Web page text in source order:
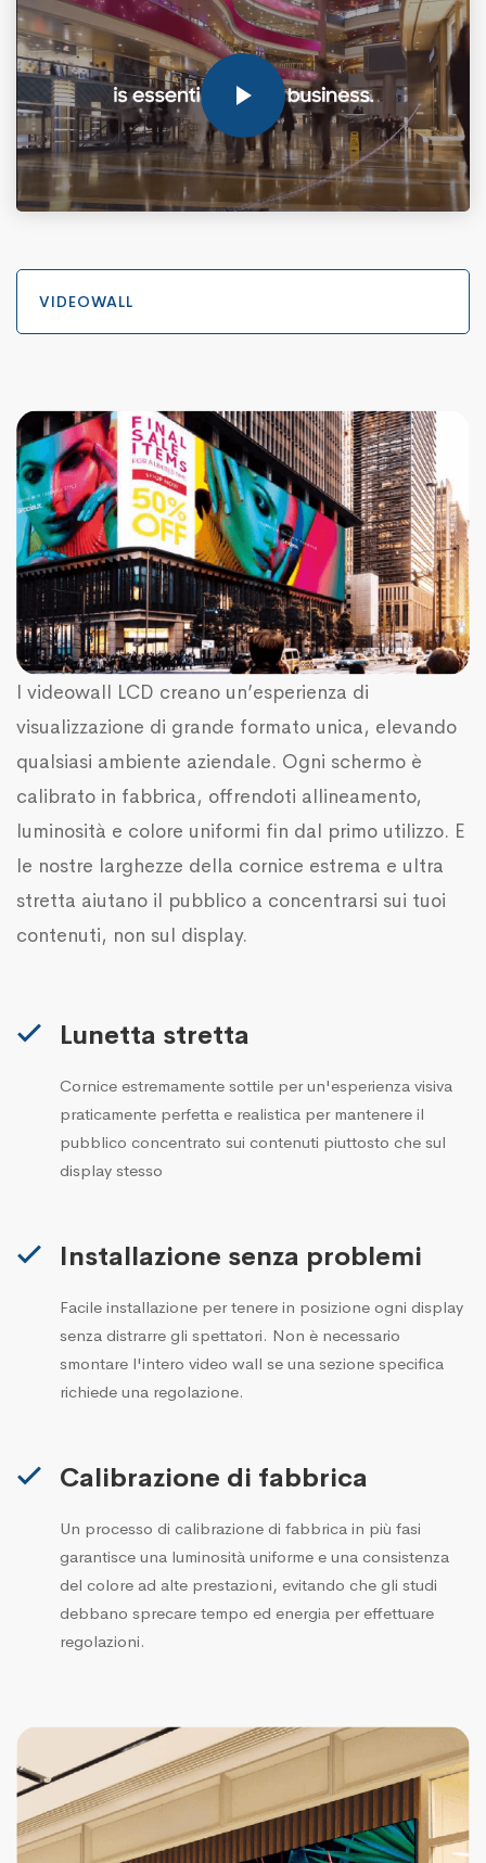
VIDEOWALL
I videowall LCD creano un’esperienza di
visualizzazione di grande formato unica, elevando
qualsiasi ambiente aziendale. Ogni schermo è
calibrato in fabbrica, offrendoti allineamento,
luminosità e colore uniformi fin dal primo utilizzo. E
le nostre larghezze della cornice estrema e ultra
stretta aiutano il pubblico a concentrarsi sui tuoi
contenuti, non sul display.
Lunetta stretta
Cornice estremamente sottile per un'esperienza visiva
praticamente perfetta e realistica per mantenere il
pubblico concentrato sui contenuti piuttosto che sul
display stesso
Installazione senza problemi
Facile installazione per tenere in posizione ogni display
senza distrarre gli spettatori. Non è necessario
smontare l'intero video wall se una sezione specifica
richiede una regolazione.
Calibrazione di fabbrica
Un processo di calibrazione di fabbrica in più fasi
garantisce una luminosità uniforme e una consistenza
del colore ad alte prestazioni, evitando che gli studi
debbano sprecare tempo ed energia per effettuare
regolazioni.